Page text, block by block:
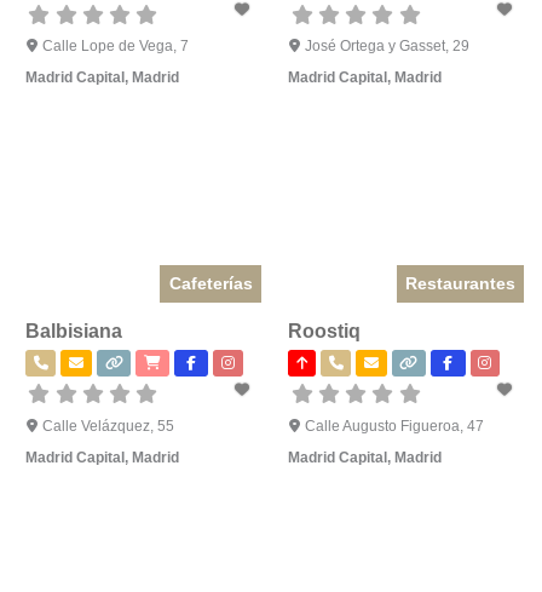
Calle Lope de Vega, 7
Madrid Capital , Madrid
José Ortega y Gasset, 29
Madrid Capital , Madrid
Cafeterías
Balbisiana
Calle Velázquez, 55
Madrid Capital, Madrid
Restaurantes
Roostiq
Calle Augusto Figueroa, 47
Madrid Capital,Madrid